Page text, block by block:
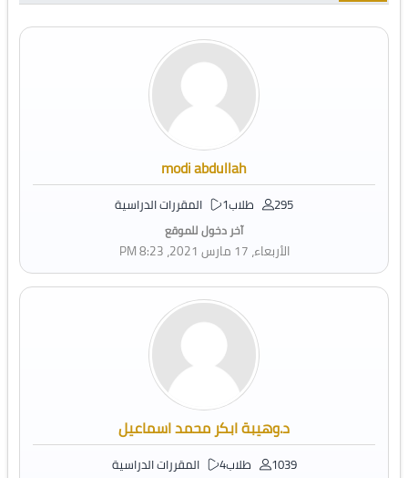
modi abdullah
295 طلاب 1 المقررات الدراسية
آخر دخول للموقع
الأربعاء، 17 مارس 2021، 8:23 PM
د.وهيبة ابكر محمد اسماعيل
1039 طلاب 4 المقررات الدراسية